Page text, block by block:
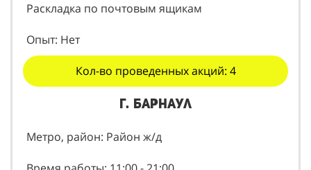
Раскладка по почтовым ящикам
Опыт: Нет
Кол-во проведенных акций: 4
г. Барнаул
Метро, район: Район ж/д